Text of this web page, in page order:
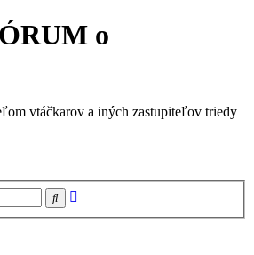
o
vtáčkarov a iných zastupiteľov triedy
Hľadať